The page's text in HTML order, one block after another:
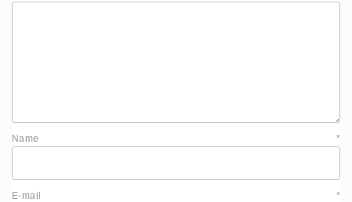
Name *
E-mail *